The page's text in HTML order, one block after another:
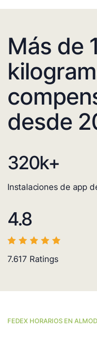
Más de
desde
320k+
Instalaciones de app
4.8
7.617 Ratings
FEDEX HORARIOS EN